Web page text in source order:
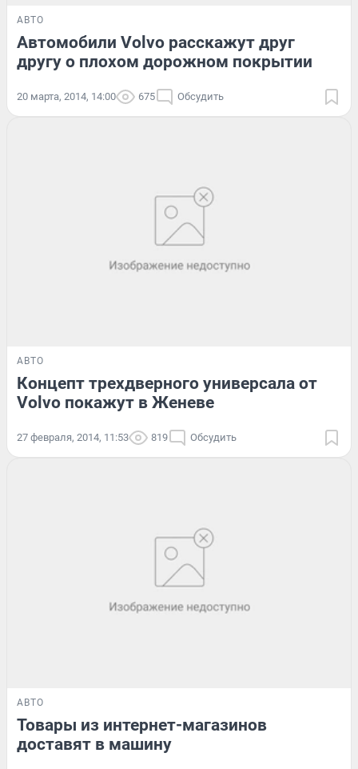
АВТО
Автомобили Volvo расскажут друг
другу о плохом дорожном покрытии
20 марта, 2014, 14:00 675 Обсудить
АВТО
Концепт трехдверного универсала от
Volvo покажут в Женеве
27 февраля, 2014, 11:53 819 Обсудить
АВТО
Товары из интернет-магазинов
доставят в машину